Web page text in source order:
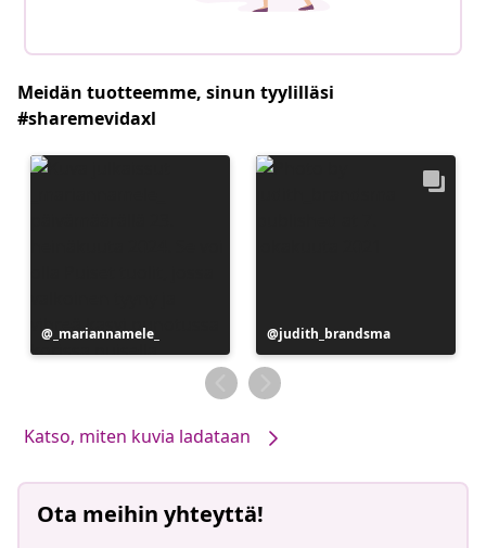
Meidän tuotteemme, sinun tyylilläsi
#sharemevidaxl
Julkaissut
_mariannamele_ Julkaissut
judith_brandsma
Katso, miten kuvia ladataan
Ota meihin yhteyttä!